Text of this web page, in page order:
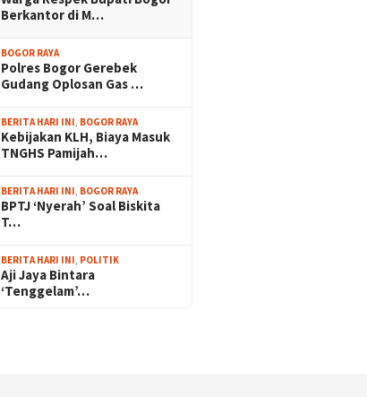
Berkantor di M…
BOGOR RAYA
Polres Bogor Gerebek
Gudang Oplosan Gas …
BERITA HARI INI, BOGOR RAYA
Kebijakan KLH, Biaya Masuk
TNGHS Pamijah…
BERITA HARI INI, BOGOR RAYA
BPTJ ‘Nyerah’ Soal Biskita
T…
BERITA HARI INI, POLITIK
Aji Jaya Bintara
‘Tenggelam’…